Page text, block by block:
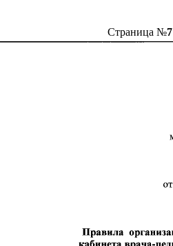
Страница №7